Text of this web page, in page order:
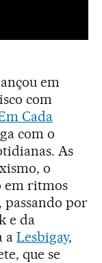
em
com
Cada
com o
As
o
em ritmos
passando por
e da
aLesbigay,
que se